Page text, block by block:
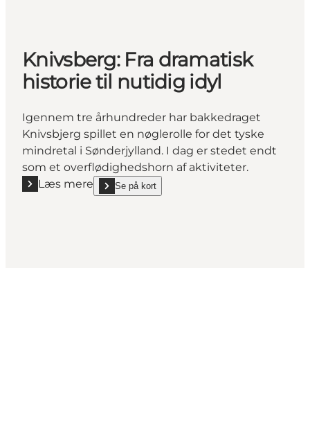
Knivsberg: Fra dramatisk
historie til nutidig idyl
Igennem tre århundreder har bakkedraget
Knivsbjerg spillet en nøglerolle for det tyske
mindretal i Sønderjylland. I dag er stedet endt
som et overflødighedshorn af aktiviteter.
Læs mere
Læs mere "Knivsberg: Fra dramatisk historie til
Se på kort
show Knivsberg: Fra dramatisk historie til nutidig